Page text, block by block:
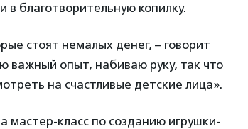
в благотворительную копилку.
стоят немалых денег, – говорит
важный опыт, набиваю руку, так что
на счастливые детские лица».
мастер-класс по созданию игрушки-